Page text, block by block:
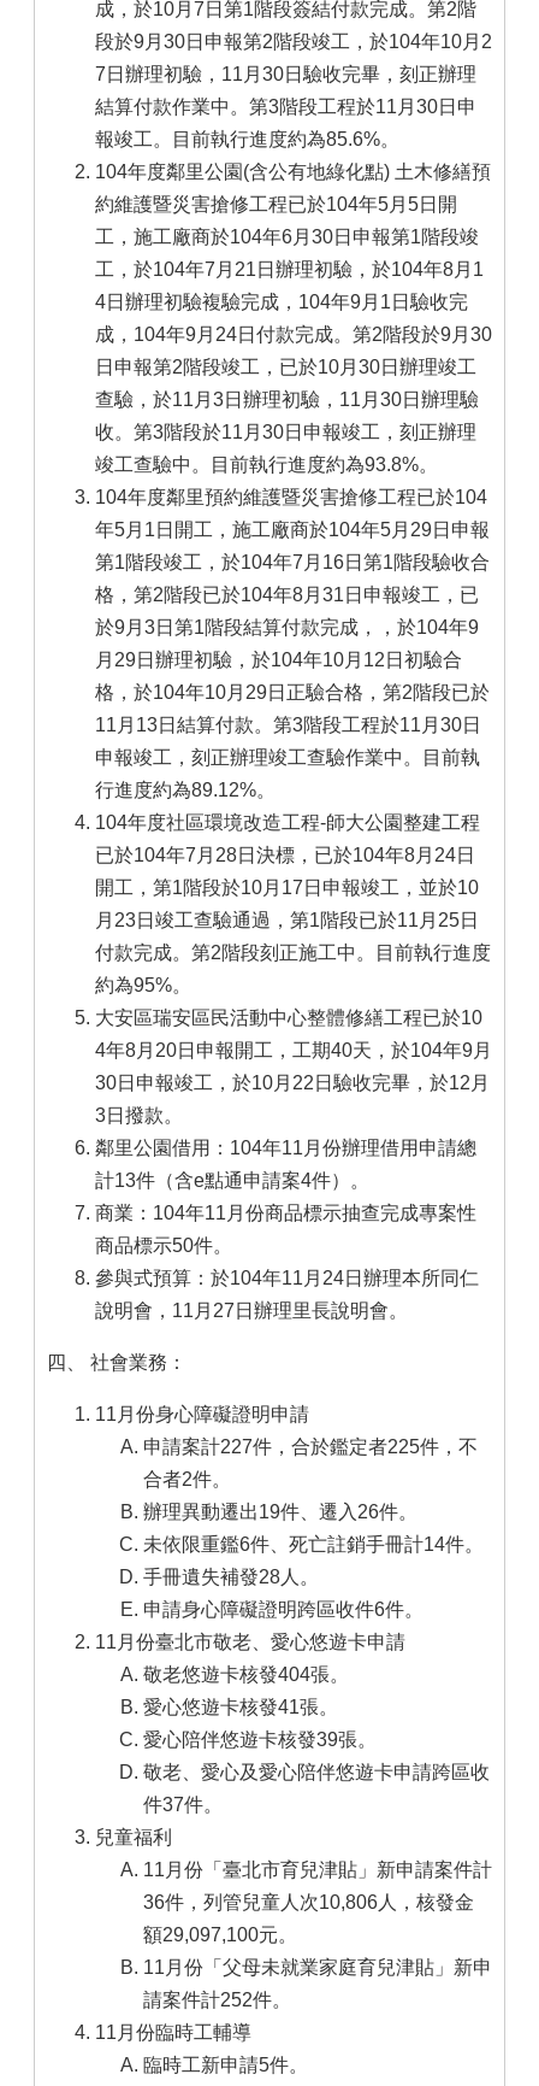
成，於10月7日第1階段簽結付款完成。第2階
段於9月30日申報第2階段竣工，於104年10月2
7日辦理初驗，11月30日驗收完畢，刻正辦理
結算付款作業中。第3階段工程於11月30日申
報竣工。目前執行進度約為85.6%。
104年度鄰里公園(含公有地綠化點) 土木修繕預
約維護暨災害搶修工程已於104年5月5日開
工，施工廠商於104年6月30日申報第1階段竣
工，於104年7月21日辦理初驗，於104年8月1
4日辦理初驗複驗完成，104年9月1日驗收完
成，104年9月24日付款完成。第2階段於9月30
日申報第2階段竣工，已於10月30日辦理竣工
查驗，於11月3日辦理初驗，11月30日辦理驗
收。第3階段於11月30日申報竣工，刻正辦理
竣工查驗中。目前執行進度約為93.8%。
104年度鄰里預約維護暨災害搶修工程已於104
年5月1日開工，施工廠商於104年5月29日申報
第1階段竣工，於104年7月16日第1階段驗收合
格，第2階段已於104年8月31日申報竣工，已
於9月3日第1階段結算付款完成，，於104年9
月29日辦理初驗，於104年10月12日初驗合
格，於104年10月29日正驗合格，第2階段已於
11月13日結算付款。第3階段工程於11月30日
申報竣工，刻正辦理竣工查驗作業中。目前執
行進度約為89.12%。
104年度社區環境改造工程-師大公園整建工程
已於104年7月28日決標，已於104年8月24日
開工，第1階段於10月17日申報竣工，並於10
月23日竣工查驗通過，第1階段已於11月25日
付款完成。第2階段刻正施工中。目前執行進度
約為95%。
大安區瑞安區民活動中心整體修繕工程已於10
4年8月20日申報開工，工期40天，於104年9月
30日申報竣工，於10月22日驗收完畢，於12月
3日撥款。
鄰里公園借用：104年11月份辦理借用申請總
計13件（含e點通申請案4件）。
商業：104年11月份商品標示抽查完成專案性
商品標示50件。
參與式預算：於104年11月24日辦理本所同仁
說明會，11月27日辦理里長說明會。
四、 社會業務：
11月份身心障礙證明申請
申請案計227件，合於鑑定者225件，不
合者2件。
辦理異動遷出19件、遷入26件。
未依限重鑑6件、死亡註銷手冊計14件。
手冊遺失補發28人。
申請身心障礙證明跨區收件6件。
11月份臺北市敬老、愛心悠遊卡申請
敬老悠遊卡核發404張。
愛心悠遊卡核發41張。
愛心陪伴悠遊卡核發39張。
敬老、愛心及愛心陪伴悠遊卡申請跨區收
件37件。
兒童福利
11月份「臺北市育兒津貼」新申請案件計
36件，列管兒童人次10,806人，核發金
額29,097,100元。
11月份「父母未就業家庭育兒津貼」新申
請案件計252件。
11月份臨時工輔導
臨時工新申請5件。